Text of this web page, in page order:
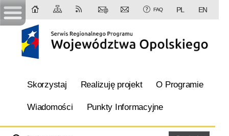
FAQ PL EN
Skorzystaj Realizuję projekt O Programie
Wiadomości Punkty Informacyjne